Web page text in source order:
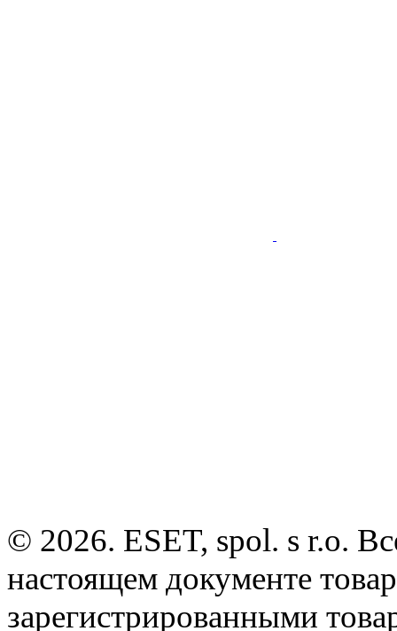
© 2026. ESET, spol. s r.o.
настоящем документе
зарегистрированными